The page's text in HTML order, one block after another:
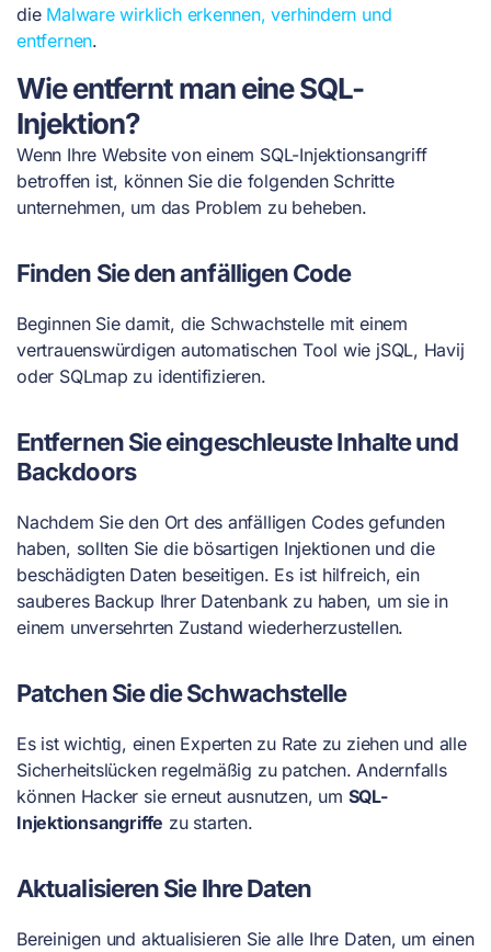
die Malware wirklich erkennen, verhindern und
entfernen.
Wie entfernt man eine SQL-
Injektion?
Wenn Ihre Website von einem SQL-Injektionsangriff
betroffen ist, können Sie die folgenden Schritte
unternehmen, um das Problem zu beheben.
Finden Sie den anfälligen Code
Beginnen Sie damit, die Schwachstelle mit einem
vertrauenswürdigen automatischen Tool wie jSQL, Havij
oder SQLmap zu identifizieren.
Entfernen Sie eingeschleuste Inhalte und
Backdoors
Nachdem Sie den Ort des anfälligen Codes gefunden
haben, sollten Sie die bösartigen Injektionen und die
beschädigten Daten beseitigen. Es ist hilfreich, ein
sauberes Backup Ihrer Datenbank zu haben, um sie in
einem unversehrten Zustand wiederherzustellen.
Patchen Sie die Schwachstelle
Es ist wichtig, einen Experten zu Rate zu ziehen und alle
Sicherheitslücken regelmäßig zu patchen. Andernfalls
können Hacker sie erneut ausnutzen, um SQL-
Injektionsangriffe zu starten.
Aktualisieren Sie Ihre Daten
Bereinigen und aktualisieren Sie alle Ihre Daten, um einen